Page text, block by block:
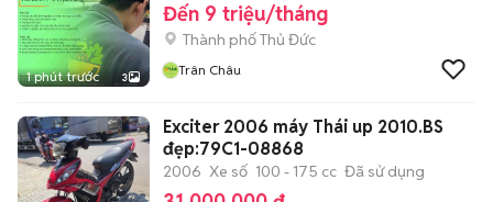
1 phút trước 3
Đến 9 triệu/tháng
Thành phố Thủ Đức
Trân Châu
Exciter 2006 máy Thái up 2010.BS
đẹp:79C1-08868
2006 Xe số 100 - 175 cc Đã sử dụng